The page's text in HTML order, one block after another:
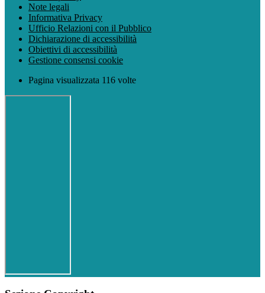
Note legali
Informativa Privacy
Ufficio Relazioni con il Pubblico
Dichiarazione di accessibilità
Obiettivi di accessibilità
Gestione consensi cookie
Pagina visualizzata 116 volte